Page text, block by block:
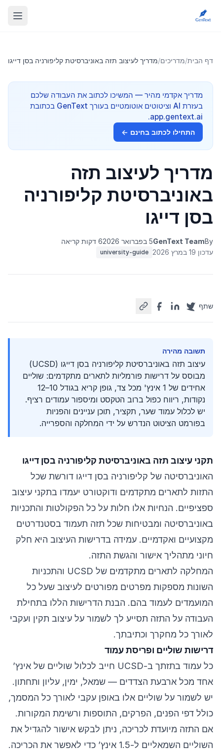
דף הבית/מדריכים/מדריך לעיצוב תזה באוניברסיטת קליפורניה בסן דייגו
מדריך אקדמי מהיר — המשיכו לכתוב את העבודה שלכם
בעזרת AI וציטוטים אוטומטיים בעורך GenText בכתובת
app.gentext.ai.
התחילו לכתוב בחינם ←
מדריך לעיצוב תזה
באוניברסיטת קליפורניה
בסן דייגו
By
GenText Team5 בפברואר 2026
6 דקות קריאה
עדכון 19 במרץ 2026
university-guide
שתף
תשובה מהירה
עיצוב תזה באוניברסיטת קליפורניה בסן דייגו (UCSD)
מבוסס על דרישות פורמליות לתארים מתקדמים: שוליים
אחידים של 1 אינץ' מכל צד, גופן קריא בגודל 10–12
נקודות, ריווח כפול ברוב הטקסט ומיספור עמודים רציף.
יש לכלול עמוד שער, תקציר, תוכן עניינים והפניות
בפורמט הציטוט הנדרש על ידי המחלקה והספרייה.
תקני עיצוב תזה באוניברסיטת קליפורניה בסן דייגו
האוניברסיטה של קליפורניה בסן דייגו דורשת שכל
התזות לתארים מתקדמים ודוקטורט יעמדו בתקני עיצוב
ספציפיים. הנחיות אלו חלות על כל הפקולטות והתכניות
באוניברסיטה ומבטיחות שכל תזה תעמוד בסטנדרטים
מקצועיים ואקדמיים. עמידה בדרישות העיצוב היא חלק
חיוני מתהליך אישור והגשת התזה.
המחלקה לתארים מתקדמים של UCSD והתכניות
השונות מספקות מפרטים מפורטים לעיצוב שעל כל
המועמדים לעמוד בהם. הבנת הדרישות הללו בתחילת
העבודה על התזה תסייע לך לשמור על עיצוב תקין ועקבי
לאורך כל מחקרך וכתיבתך.
דרישות שוליים ופריסת עמוד
כל עמוד בתזתך ב-UCSD חייב לכלול שוליים של אינץ’
אחד מכל ארבעת הצדדים — שמאל, ימין, עליון ותחתון.
יש לשמור על שוליים אלו באופן עקבי לאורך כל המסמך,
כולל דפי הפנים, הפרקים, התוספות ורשימת המקורות.
אם התזה מיועדת לכריכה, ניתן לבקש אישור להגדיל את
השוליים השמאליים ל-1.5 אינץ’ כדי לאפשר את הכריכה.